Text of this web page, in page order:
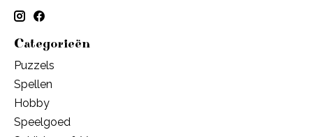
Categorieën
Puzzels
Spellen
Hobby
Speelgoed